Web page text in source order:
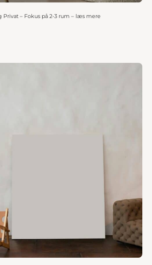
Privat – Fokus på 2-3 rum – læs mere